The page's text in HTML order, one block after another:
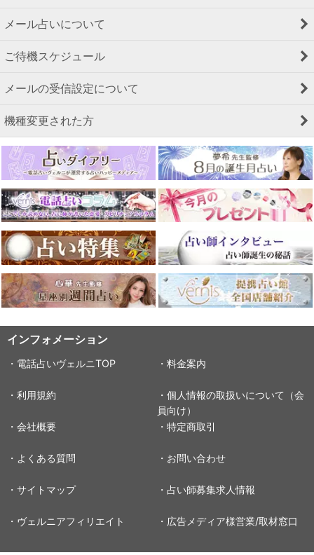
メール占いについて
ご待機スケジュール
メールの受信設定について
機種変更された方
インフォメーション
・電話占いヴェルニTOP ・料金案内
・利用規約
・個人情報の取扱いについて（会
員向け）
・会社概要
・特定商取引
・よくある質問 ・お問い合わせ
・サイトマップ ・占い師募集求人情報
・ヴェルニアフィリエイト ・広告メディア様営業/取材窓口